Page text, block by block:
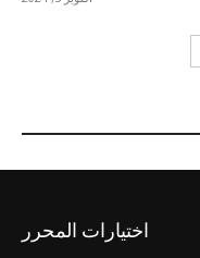
اختيارات المحرر